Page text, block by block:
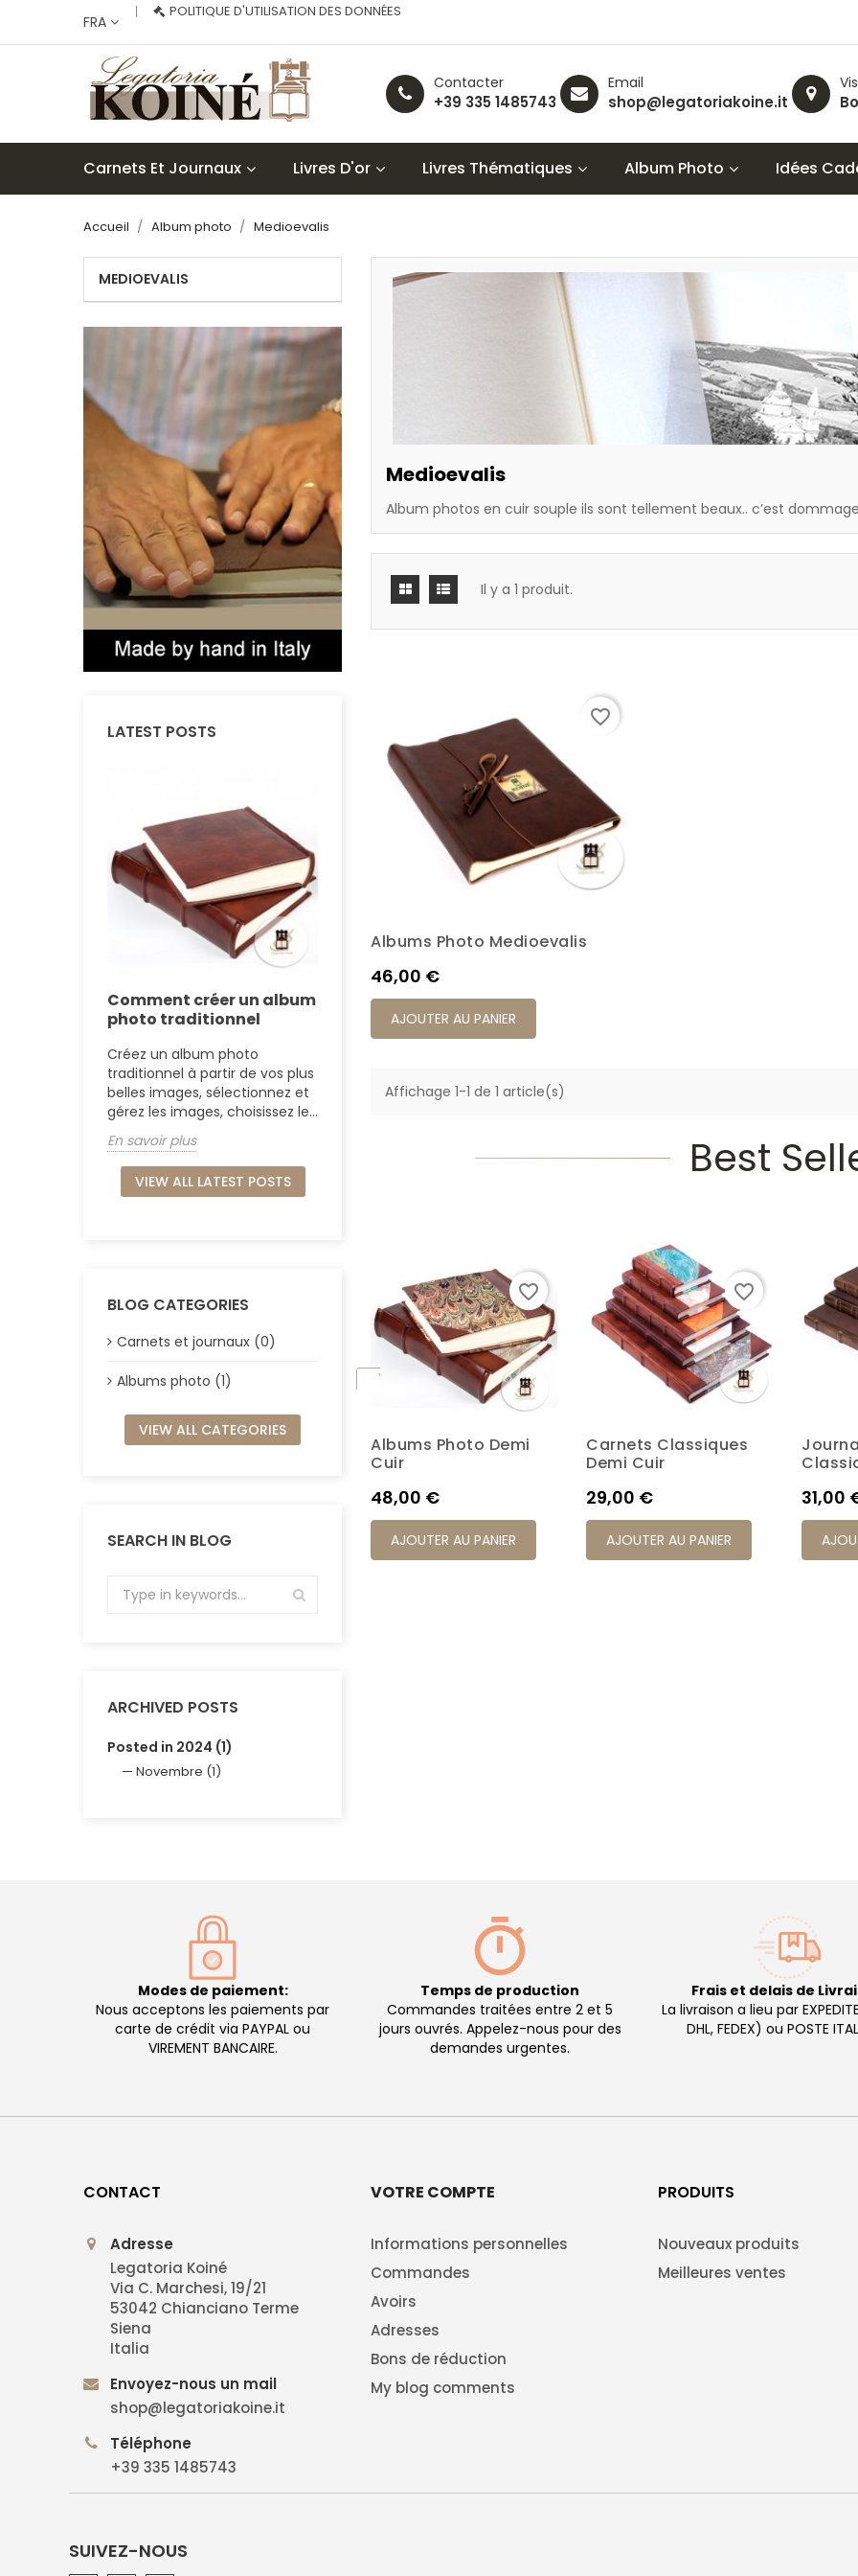
FRA
POLITIQUE D'UTILISATION DES DONNÉES
Contacter
+39 335 1485743
Email
shop@legatoriakoine.it
Carnets Et Journaux Livres D'or Livres Thématiques Album Photo Idées
Accueil Album photo Medioevalis
MEDIOEVALIS
LATEST POSTS
Comment créer un album
photo traditionnel
Créez un album photo
traditionnel à partir de vos plus
belles images, sélectionnez et
gérez les images, choisissez le...
En savoir plus
VIEW ALL LATEST POSTS
BLOG CATEGORIES
Carnets et journaux (0)
Albums photo (1)
VIEW ALL CATEGORIES
SEARCH IN BLOG
ARCHIVED POSTS
Posted in 2024 (1)
Novembre (1)
Medioevalis
Album photos en cuir souple ils sont tellement beaux.. c’est
Il y a 1 produit.
Albums Photo Medioevalis
Prix
46,00 €
AJOUTER AU PANIER
favorite_border
Affichage 1-1 de 1 article(s)
Best
K6M K7M K17P K20P
Albums Photo Demi
Cuir
Prix
48,00 €
AJOUTER AU PANIER
favorite_border
K6M K7M K17P K20P
Carnets Classiques
Demi Cuir
Prix
29,00 €
AJOUTER AU PANIER
favorite_border
Prix
31,00
Modes de paiement:
Nous acceptons les paiements par
carte de crédit via PAYPAL ou
VIREMENT BANCAIRE.
Temps de production
Commandes traitées entre 2 et 5
jours ouvrés. Appelez-nous pour des
demandes urgentes.
Frais et delais de
La livraison a lieu par
DHL, FEDEX) ou POSTE
CONTACT
Adresse
Legatoria Koiné
Via C. Marchesi, 19/21
53042 Chianciano Terme
Siena
Italia
Envoyez-nous un mail
shop@legatoriakoine.it
Téléphone
+39 335 1485743
VOTRE COMPTE
Informations personnelles
Commandes
Avoirs
Adresses
Bons de réduction
My blog comments
PRODUITS
Nouveaux produits
Meilleures ventes
SUIVEZ-NOUS